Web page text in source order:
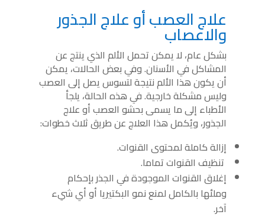
علاج العصب أو علاج الجذور
والاعصاب
بشكل عام، لا يمكن تحمل الألم الذي ينتج عن
المشاكل في الأسنان. وفي بعض الحالات، يمكن
أن يكون هذا الألم نتيجة لتسوس يصل إلى العصب
وليس مشكلة خارجية. في هذه الحالة، يلجأ
الأطباء إلى ما يسمى بحشو العصب أو علاج
الجذور، ويُكمل هذا العلاج عن طريق ثلاث خطوات:
إزالة كاملة لمحتوى القنوات.
تنظيف القنوات تماما.
إغلاق القنوات الموجودة في الجذر بإحكام
وملئها بالكامل لمنع نمو البكتيريا أو أي شيء
آخر.